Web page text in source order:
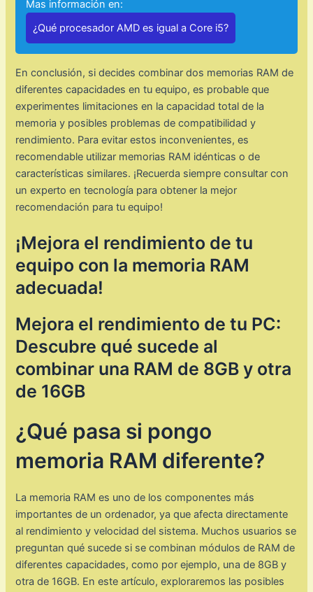
Mas información en:
¿Qué procesador AMD es igual a Core i5?
En conclusión, si decides combinar dos memorias RAM de
diferentes capacidades en tu equipo, es probable que
experimentes limitaciones en la capacidad total de la
memoria y posibles problemas de compatibilidad y
rendimiento. Para evitar estos inconvenientes, es
recomendable utilizar memorias RAM idénticas o de
características similares. ¡Recuerda siempre consultar con
un experto en tecnología para obtener la mejor
recomendación para tu equipo!
¡Mejora el rendimiento de tu
equipo con la memoria RAM
adecuada!
Mejora el rendimiento de tu PC:
Descubre qué sucede al
combinar una RAM de 8GB y otra
de 16GB
¿Qué pasa si pongo
memoria RAM diferente?
La memoria RAM es uno de los componentes más
importantes de un ordenador, ya que afecta directamente
al rendimiento y velocidad del sistema. Muchos usuarios se
preguntan qué sucede si se combinan módulos de RAM de
diferentes capacidades, como por ejemplo, una de 8GB y
otra de 16GB. En este artículo, exploraremos las posibles